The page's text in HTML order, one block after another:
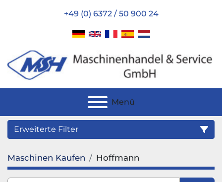
+49 (0) 6372 / 50 900 24
Menü
Erweiterte Filter
Kategorie
Maschinen Kaufen Hoffmann